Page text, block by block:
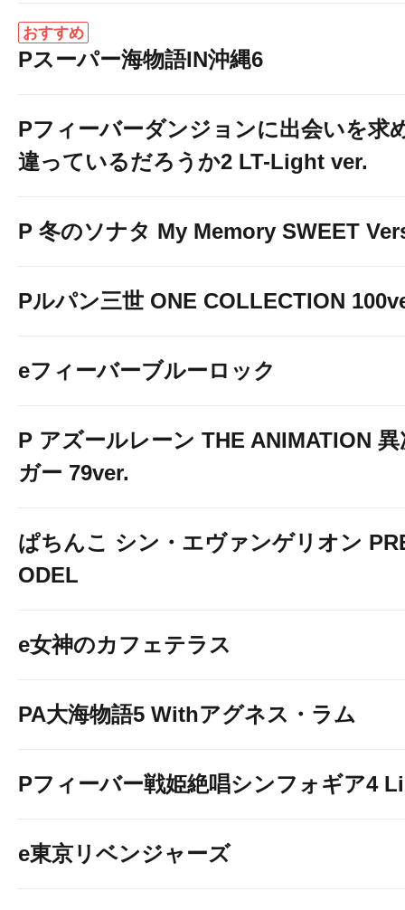
おすすめ
Pスーパー海物語IN沖縄6
Pフィーバーダンジョンに出会いを求
違っているだろうか2 LT-Light ver.
P 冬のソナタ My Memory SWEET
Pルパン三世 ONE COLLECTION
eフィーバーブルーロック
P アズールレーン THE ANIMATION
ガー 79ver.
ぱちんこ シン・エヴァンゲリオン
ODEL
e女神のカフェテラス
PA大海物語5 Withアグネス・ラム
Pフィーバー戦姫絶唱シンフォギア4
e東京リベンジャーズ